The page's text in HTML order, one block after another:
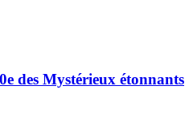
des Mystérieux étonnants